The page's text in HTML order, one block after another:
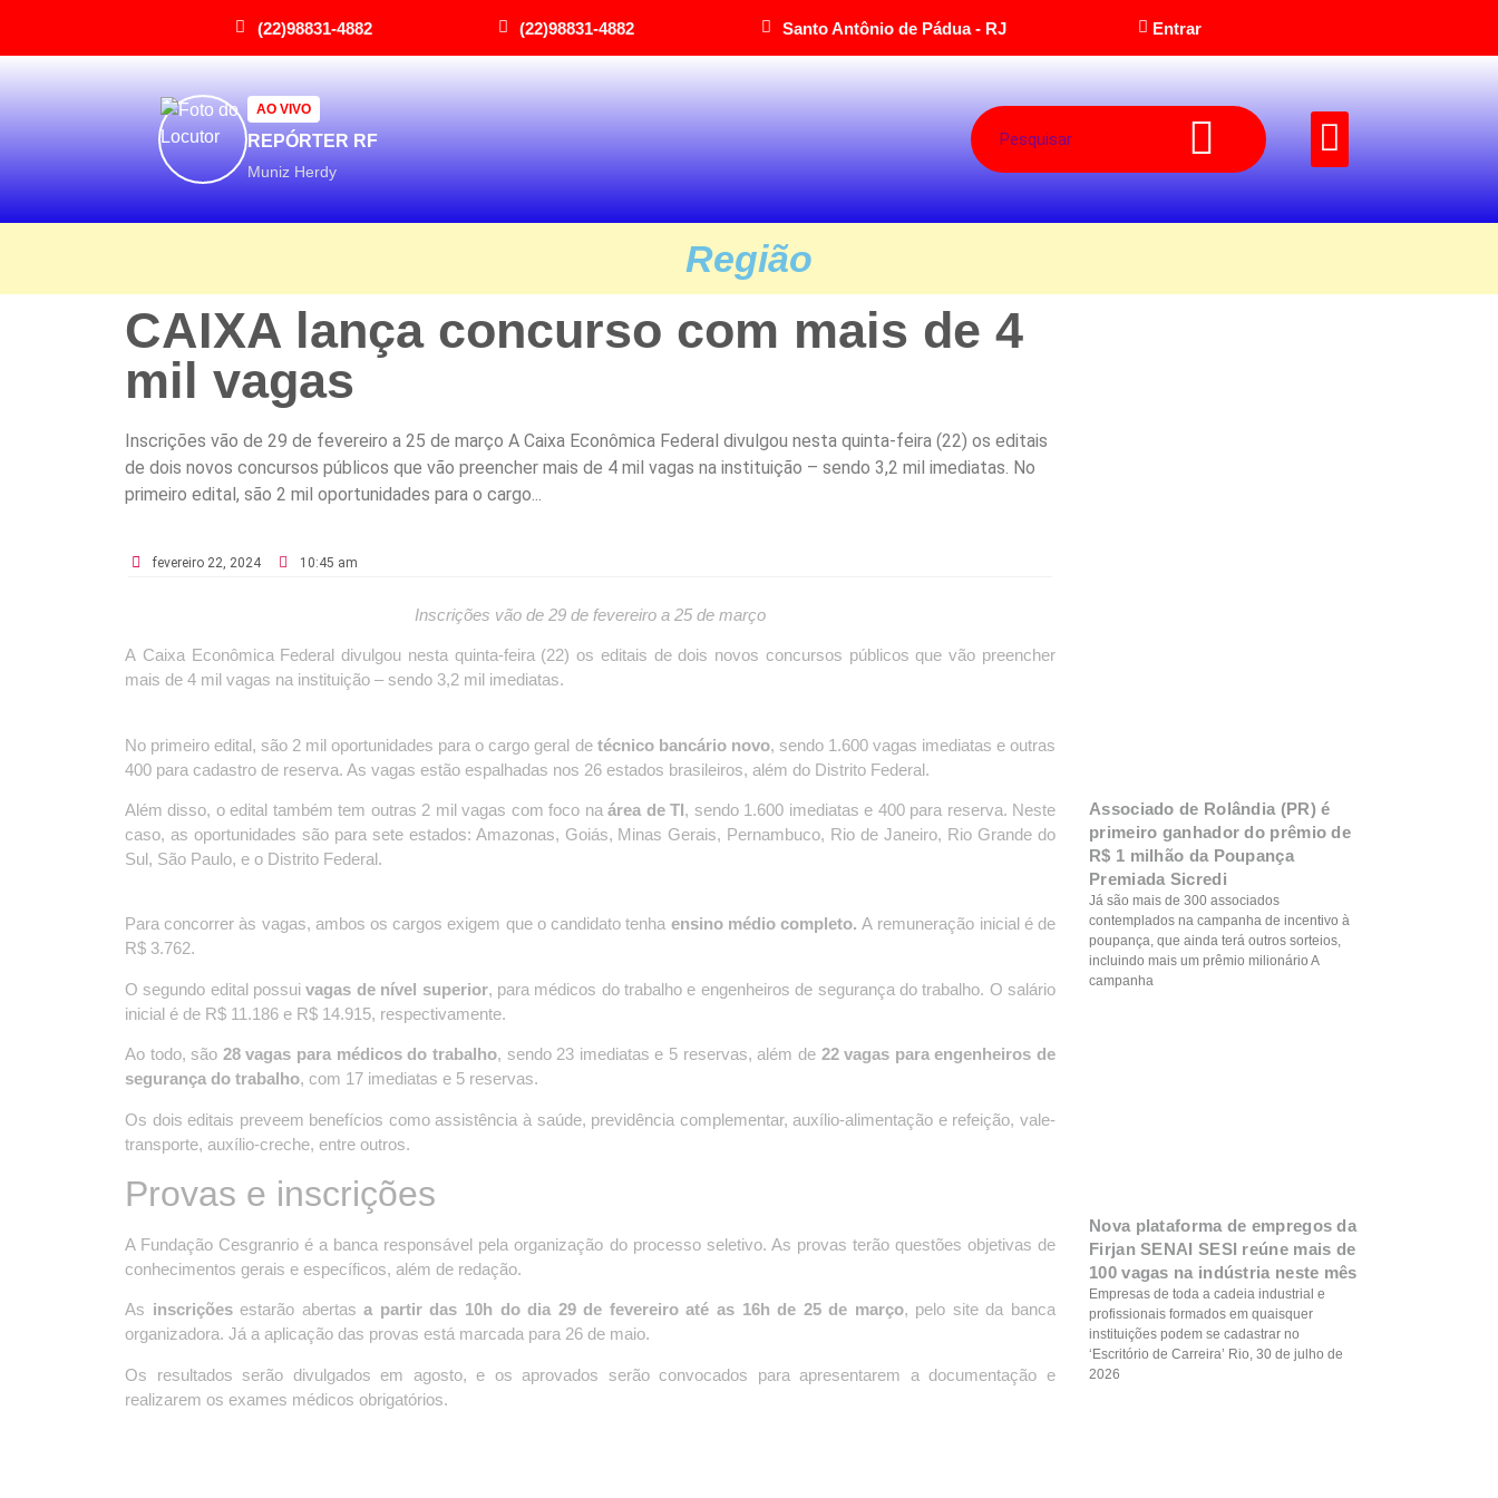
(22)98831-4882 (22)98831-4882 Santo Antônio de Pádua - RJ Entrar
AO VIVO
REPÓRTER RF
Muniz Herdy
Região
CAIXA lança concurso com mais de 4
mil vagas
Inscrições vão de 29 de fevereiro a 25 de março A Caixa Econômica Federal divulgou nesta quinta-feira (22) os editais
de dois novos concursos públicos que vão preencher mais de 4 mil vagas na instituição – sendo 3,2 mil imediatas. No
primeiro edital, são 2 mil oportunidades para o cargo...
fevereiro 22, 2024 10:45 am
Inscrições vão de 29 de fevereiro a 25 de março
A Caixa Econômica Federal divulgou nesta quinta-feira (22) os editais de dois novos concursos públicos que vão preencher
mais de 4 mil vagas na instituição – sendo 3,2 mil imediatas.
No primeiro edital, são 2 mil oportunidades para o cargo geral de técnico bancário novo, sendo 1.600 vagas imediatas e outras
400 para cadastro de reserva. As vagas estão espalhadas nos 26 estados brasileiros, além do Distrito Federal.
Além disso, o edital também tem outras 2 mil vagas com foco naárea de TI, sendo 1.600 imediatas e 400 para reserva. Neste
caso, as oportunidades são para sete estados: Amazonas, Goiás, Minas Gerais, Pernambuco, Rio de Janeiro, Rio Grande do
Sul, São Paulo, e o Distrito Federal.
Para concorrer às vagas, ambos os cargos exigem que o candidato tenha ensino médio completo.A remuneração inicial é de
R$ 3.762.
O segundo edital possuivagas de nível superior, para médicos do trabalho e engenheiros de segurança do trabalho. O salário
inicial é de R$ 11.186 e R$ 14.915, respectivamente.
Ao todo, são 28 vagas para médicos do trabalho, sendo 23 imediatas e 5 reservas, além de 22 vagas para engenheiros de
segurança do trabalho, com 17 imediatas e 5 reservas.
Os dois editais preveem benefícios como assistência à saúde, previdência complementar, auxílio-alimentação e refeição, vale-
transporte, auxílio-creche, entre outros.
Provas e inscrições
A Fundação Cesgranrio é a banca responsável pela organização do processo seletivo. As provas terão questões objetivas de
conhecimentos gerais e específicos, além de redação.
As inscriçõesestarão abertas a partir das 10h do dia 29 de fevereiro até as 16h de 25 de março, pelo site da banca
organizadora. Já a aplicação das provas está marcada para 26 de maio.
Os resultados serão divulgados em agosto, e os aprovados serão convocados para apresentarem a documentação e
realizarem os exames médicos obrigatórios.
Associado de Rolândia (PR) é
primeiro ganhador do prêmio de
R$ 1 milhão da Poupança
Premiada Sicredi
Já são mais de 300 associados
contemplados na campanha de incentivo à
poupança, que ainda terá outros sorteios,
incluindo mais um prêmio milionário A
campanha
Nova plataforma de empregos da
Firjan SENAI SESI reúne mais de
100 vagas na indústria neste mês
Empresas de toda a cadeia industrial e
profissionais formados em quaisquer
instituições podem se cadastrar no
‘Escritório de Carreira’ Rio, 30 de julho de
2026